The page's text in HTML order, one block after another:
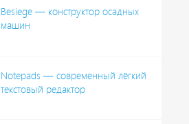
Besiege — конструктор осадных
машин
Notepads — современный лёгкий
текстовый редактор